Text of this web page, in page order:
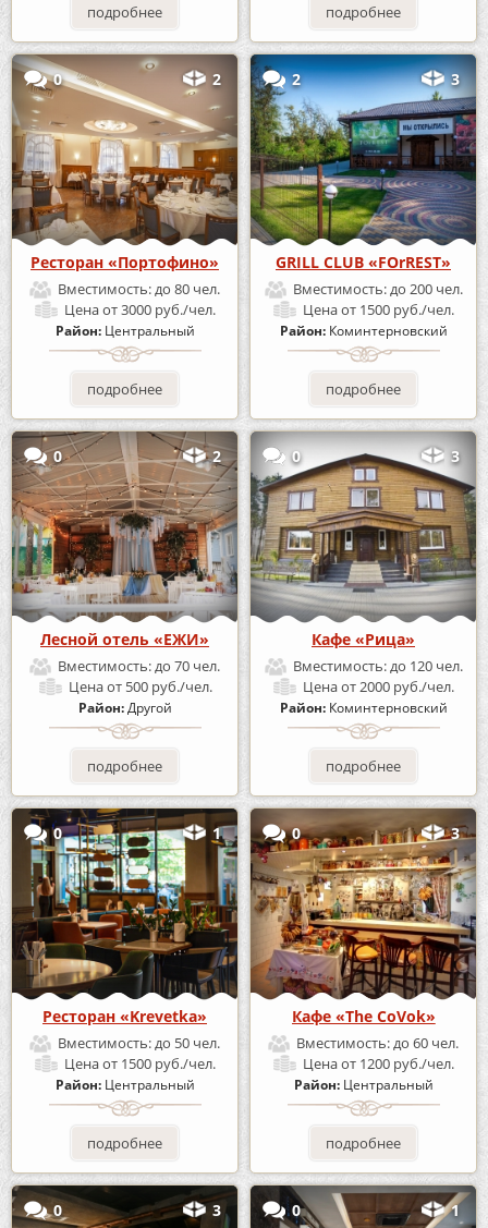
подробнее подробнее
0 2
Ресторан «Портофино»
Вместимость:до 80 чел.
Ценаот 3000 руб./чел.
Район: Центральный
подробнее
2 3
GRILL CLUB «FOrREST»
Вместимость:до 200 чел.
Ценаот 1500 руб./чел.
Район: Коминтерновский
подробнее
0 2
Лесной отель «ЕЖИ»
Вместимость:до 70 чел.
Ценаот 500 руб./чел.
Район:Другой
подробнее
0 3
Кафе «Рица»
Вместимость:до 120 чел.
Ценаот 2000 руб./чел.
Район: Коминтерновский
подробнее
0 1
Ресторан «Krevetka»
Вместимость: до 50 чел.
Ценаот 1500 руб./чел.
Район: Центральный
подробнее
0 3
Кафе «The CoVok»
Вместимость: до 60 чел.
Ценаот 1200 руб./чел.
Район: Центральный
подробнее
0 3 0 1